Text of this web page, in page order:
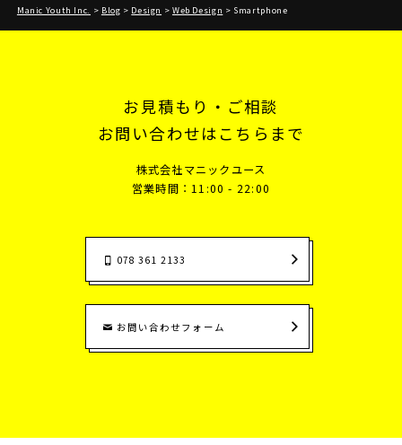
Manic Youth Inc. > Blog > Design > Web Design > Smartphone
お見積もり・ご相談
お問い合わせはこちらまで
株式会社マニックユース
営業時間：11:00 - 22:00
078 361 2133
お問い合わせフォーム